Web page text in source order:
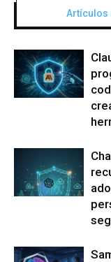
Artículos